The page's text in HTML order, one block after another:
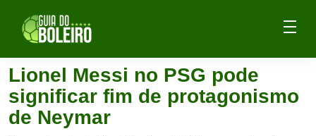
Lionel Messi no PSG pode
significar fim de protagonismo
de Neymar